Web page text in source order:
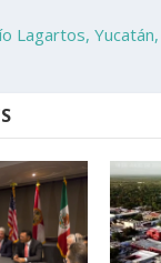
Lagartos,